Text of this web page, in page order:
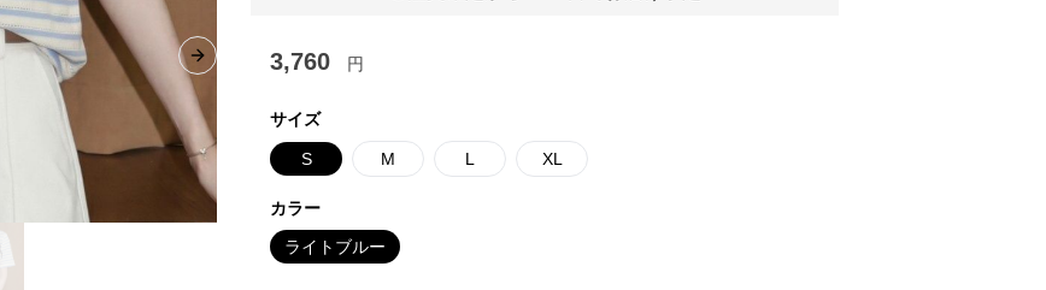
Next slide3,760 円
サイズ
S M L XL
カラー
ライトブルー